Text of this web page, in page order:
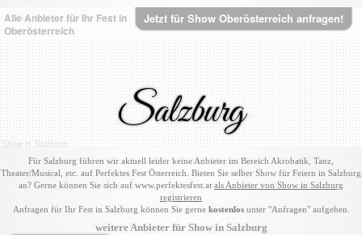
Jetzt für Show Oberösterreich anfragen!
Alle Anbieter für Ihr Fest in
Oberösterreich
Salzburg
Show in Salzburg
Für Salzburg führen wir aktuell leider keine Anbieter im Bereich Akrobatik, Tanz,
Theater/Musical, etc. auf Perfektes Fest Österreich. Bieten Sie selber Show für Feiern in Salzburg
an? Gerne können Sie sich auf www.perfektesfest.at als Anbieter von Show in Salzburg
registrieren
Anfragen für Ihr Fest in Salzburg können Sie gerne kostenlosunter "Anfragen" aufgeben.
weitere Anbieter für Show in Salzburg